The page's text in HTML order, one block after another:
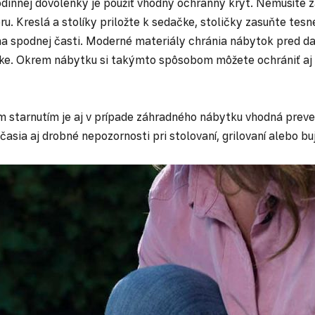
Kreslá a stolíky priložte k sedačke, stoličky zasuňte
časti. Moderné materiály chránia nábytok pred
Okrem nábytku si takýmto spôsobom môžete ochrániť
je aj v prípade záhradného nábytku vhodná
aj drobné nepozornosti pri stolovaní, grilovaní alebo